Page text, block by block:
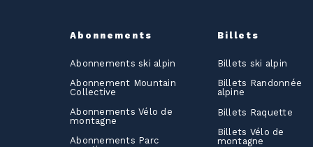
Abonnements
Abonnements ski alpin
Abonnement Mountain
Collective
Abonnements Vélo de
montagne
Abonnements Parc
Billets
Billets ski alpin
Billets Randonnée
alpine
Billets Raquette
Billets Vélo de
montagne